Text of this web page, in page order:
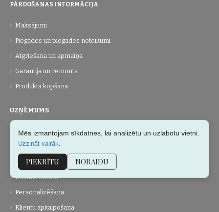
PĀRDOŠANAS INFORMĀCIJA
Maksājumi
Piegādes un piegādes noteikumi
Atgriešana un apmaiņa
Garantija un remonts
Produkta kopšana
UZŅĒMUMS
Par mums
Kontakti
Vietnes karte
Dāvanu kartes
Personalizēšana
Klientu apkalpošana
Mēs izmantojam sīkdatnes, lai analizētu un uzlabotu vietni.
Uzzināt vairāk
PIEKRĪTU NORAIDU